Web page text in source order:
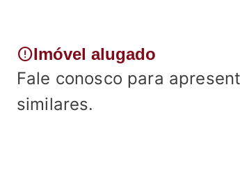
errorImóvel alugado
Fale conosco para
similares.